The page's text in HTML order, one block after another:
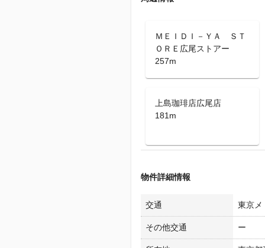
ＭＥＩＤＩ－ＹＡ ＳＴ
ＯＲＥ広尾ストアー
257m
上島珈琲店広尾店
181m
物件詳細情報
交通 東京メ
その他交通 ー